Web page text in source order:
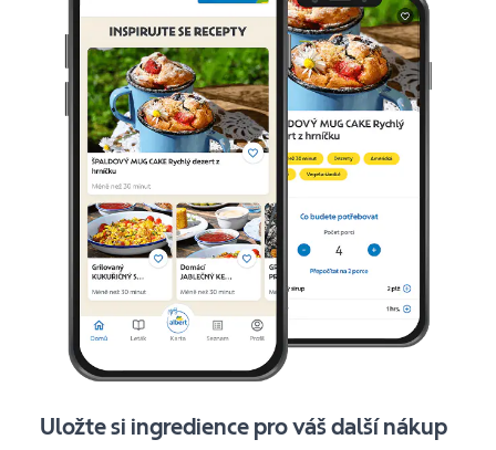
Uložte si ingredience pro váš další nákup